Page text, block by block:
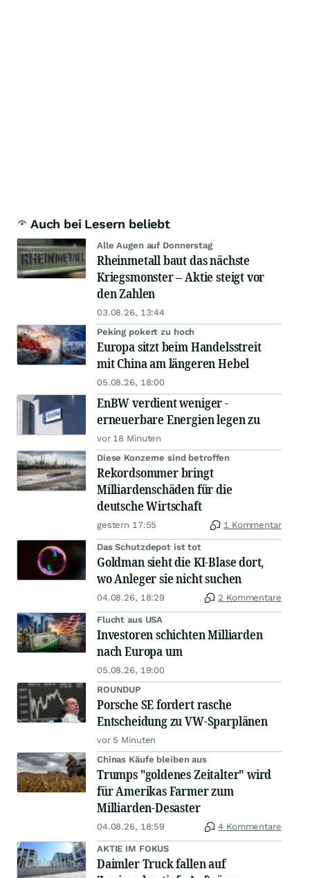
Auch bei Lesern beliebt
Alle Augen auf Donnerstag
Rheinmetall baut das nächste
Kriegsmonster – Aktie steigt vor
den Zahlen
03.08.26, 13:44
Peking pokert zu hoch
Europa sitzt beim Handelsstreit
mit China am längeren Hebel
05.08.26, 18:00
EnBW verdient weniger -
erneuerbare Energien legen zu
vor 18 Minuten
Diese Konzerne sind betroffen
Rekordsommer bringt
Milliardenschäden für die
deutsche Wirtschaft
gestern 17:55 1 Kommentar
Das Schutzdepot ist tot
Goldman sieht die KI-Blase dort,
wo Anleger sie nicht suchen
04.08.26, 18:29 2 Kommentare
Flucht aus USA
Investoren schichten Milliarden
nach Europa um
05.08.26, 19:00
ROUNDUP
Porsche SE fordert rasche
Entscheidung zu VW-Sparplänen
vor 5 Minuten
Chinas Käufe bleiben aus
Trumps "goldenes Zeitalter" wird
für Amerikas Farmer zum
Milliarden-Desaster
04.08.26, 18:59 4 Kommentare
AKTIE IM FOKUS
Daimler Truck fallen auf